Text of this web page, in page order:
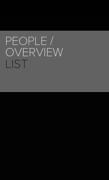
PEOPLE
OVERVIEW
LIST